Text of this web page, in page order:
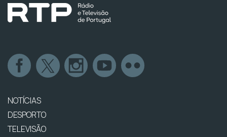
NOTÍCIAS
DESPORTO
TELEVISÃO